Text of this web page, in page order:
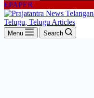
EPAPER
Menu Search